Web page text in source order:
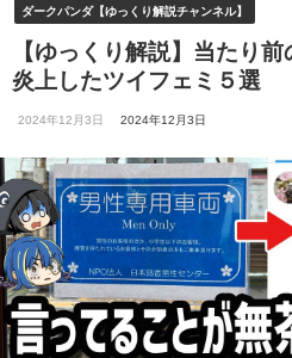
ダークパンダ【ゆっくり解説チャンネル】
【ゆっくり解説】当たり
炎上したツイフェミ５選
2024年12月3日 2024年12月3日